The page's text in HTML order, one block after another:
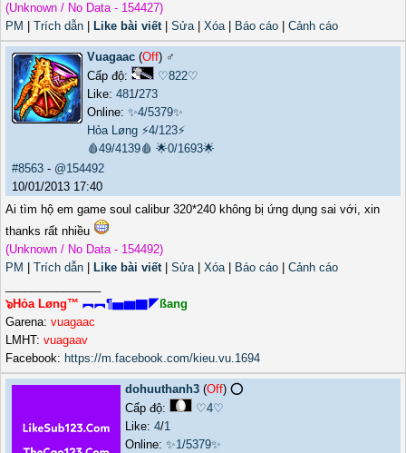
(Unknown / No Data - 154427)
PM
Trích dẫn Like bài viết| Sửa| Xóa| Báo cáo Cảnh cáo
Vuagaac (Off) ♂️
Cấp độ:
♡822♡
Like: 481/273
Online: ✨4/5379✨
Hỏa Løng ⚡4/123⚡
🩸49/4139🩸 🌟0/1693🌟
#8563 - @154492
10/01/2013 17:40
Ai tìm hộ em game soul calibur 320*240 không bị ứng dụng sai với, xin
thanks rất nhiều
(Unknown / No Data - 154492)
PM
Trích dẫn Like bài viết| Sửa| Xóa| Báo cáo
Cảnh cáo
๖Hỏa Løng™ ︻︻¶▅▆▇◤ßang
Garena: vuagaac
LMHT: vuagaav
Facebook: https://m.facebook.com/kieu.vu.1694
dohuuthanh3 (Off) ⭕️
Cấp độ:
♡4♡
Like: 4/1
Online: ✨1/5379✨